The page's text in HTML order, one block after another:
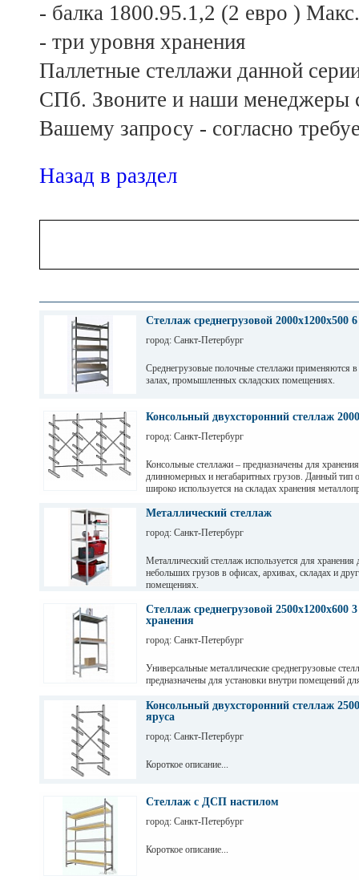
- балка 1800.95.1,2 (2 евро )
- три уровня хранения
Паллетные стеллажи данной
СПб. Звоните и наши менеджеры
Вашему запросу - согласно
Назад в раздел
Стеллаж среднегрузовой 2000х1200х500
город: Санкт-Петербург
Среднегрузовые полочные стеллажи применяются
залах, промышленных складских помещениях.
зависимости от длины. Полочные стеллажи состоят
краской. Уровни хранения могут регулировать по
Консольный двухсторонний стеллаж
город: Санкт-Петербург
Консольные стеллажи – предназначены для хранения
длинномерных и негабаритных грузов. Данный тип
широко используется на складах хранения
Металлический стеллаж
город: Санкт-Петербург
Металлический стеллаж используется для хранения
небольших грузов в офисах, архивах, складах и
помещениях.
Стеллаж среднегрузовой 2500х1200х600
хранения
город: Санкт-Петербург
Универсальные металлические среднегрузовые
предназначены для установки внутри помещений
промышленных предприятиях.
Консольный двухсторонний стеллаж
яруса
город: Санкт-Петербург
Короткое описание...
Стеллаж с ДСП настилом
город: Санкт-Петербург
Короткое описание...